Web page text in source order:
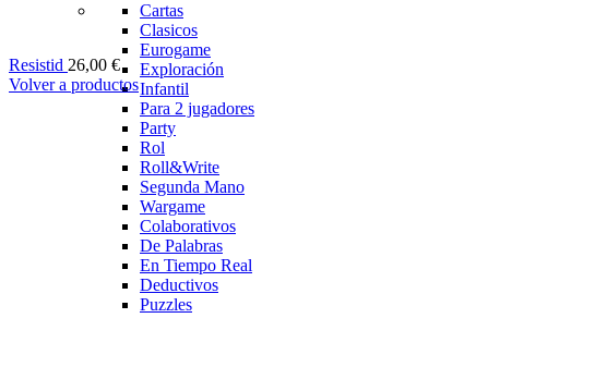
Cartas
Clasicos
Eurogame
Exploración
Infantil
Para 2 jugadores
Party
Rol
Roll&Write
Segunda Mano
Wargame
Colaborativos
De Palabras
En Tiempo Real
Deductivos
Puzzles
Resistid 26,00 €
Volver a productos